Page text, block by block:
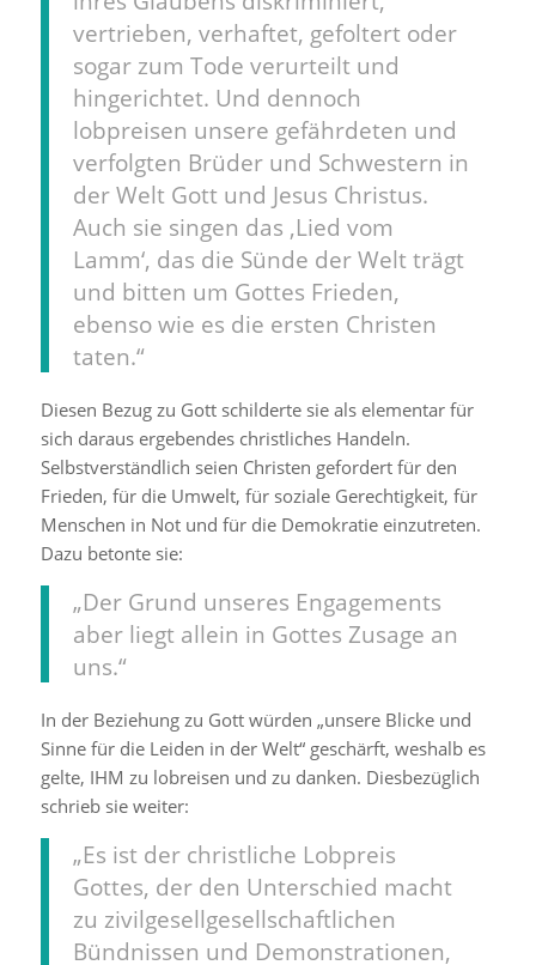
vertrieben, verhaftet, gefoltert oder
sogar zum Tode verurteilt und
hingerichtet. Und dennoch
lobpreisen unsere gefährdeten und
verfolgten Brüder und Schwestern in
der Welt Gott und Jesus Christus.
Auch sie singen das ‚Lied vom
Lamm‘, das die Sünde der Welt trägt
und bitten um Gottes Frieden,
ebenso wie es die ersten Christen
taten.“
Diesen Bezug zu Gott schilderte sie als elementar für
sich daraus ergebendes christliches Handeln.
Selbstverständlich seien Christen gefordert für den
Frieden, für die Umwelt, für soziale Gerechtigkeit, für
Menschen in Not und für die Demokratie einzutreten.
Dazu betonte sie:
„Der Grund unseres Engagements
aber liegt allein in Gottes Zusage an
uns.“
In der Beziehung zu Gott würden „unsere Blicke und
Sinne für die Leiden in der Welt“ geschärft, weshalb es
gelte, IHM zu lobreisen und zu danken. Diesbezüglich
schrieb sie weiter:
„Es ist der christliche Lobpreis
Gottes, der den Unterschied macht
zu zivilgesellgesellschaftlichen
Bündnissen und Demonstrationen,